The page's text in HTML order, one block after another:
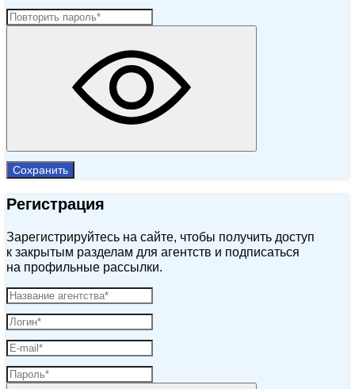
Сохранить
Регистрация
Зарегистрируйтесь на сайте, чтобы получить доступ
к закрытым разделам для агентств и подписаться
на профильные рассылки.